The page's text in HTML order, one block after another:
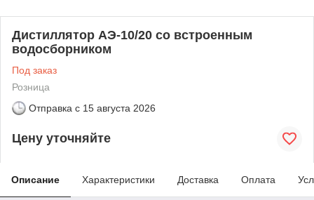
Дистиллятор АЭ-10/20 со встроенным
водосборником
Под заказ
Розница
Отправка с 15 августа 2026
Цену уточняйте
Описание Характеристики Доставка Оплата